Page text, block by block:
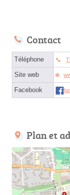
Contact
Téléphone
Site web
Facebook
Plan et